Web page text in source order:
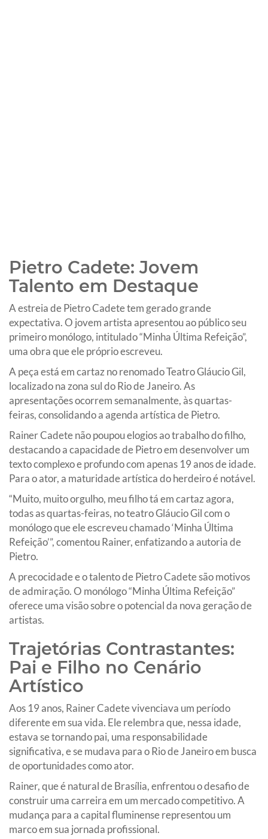
Pietro Cadete: Jovem
Talento em Destaque
A estreia de Pietro Cadete tem gerado grande
expectativa. O jovem artista apresentou ao público seu
primeiro monólogo, intitulado “Minha Última Refeição”,
uma obra que ele próprio escreveu.
A peça está em cartaz no renomado Teatro Gláucio Gil,
localizado na zona sul do Rio de Janeiro. As
apresentações ocorrem semanalmente, às quartas-
feiras, consolidando a agenda artística de Pietro.
Rainer Cadete não poupou elogios ao trabalho do filho,
destacando a capacidade de Pietro em desenvolver um
texto complexo e profundo com apenas 19 anos de idade.
Para o ator, a maturidade artística do herdeiro é notável.
“Muito, muito orgulho, meu filho tá em cartaz agora,
todas as quartas-feiras, no teatro Gláucio Gil com o
monólogo que ele escreveu chamado ‘Minha Última
Refeição’”, comentou Rainer, enfatizando a autoria de
Pietro.
A precocidade e o talento de Pietro Cadete são motivos
de admiração. O monólogo “Minha Última Refeição”
oferece uma visão sobre o potencial da nova geração de
artistas.
Trajetórias Contrastantes:
Pai e Filho no Cenário
Artístico
Aos 19 anos, Rainer Cadete vivenciava um período
diferente em sua vida. Ele relembra que, nessa idade,
estava se tornando pai, uma responsabilidade
significativa, e se mudava para o Rio de Janeiro em busca
de oportunidades como ator.
Rainer, que é natural de Brasília, enfrentou o desafio de
construir uma carreira em um mercado competitivo. A
mudança para a capital fluminense representou um
marco em sua jornada profissional.